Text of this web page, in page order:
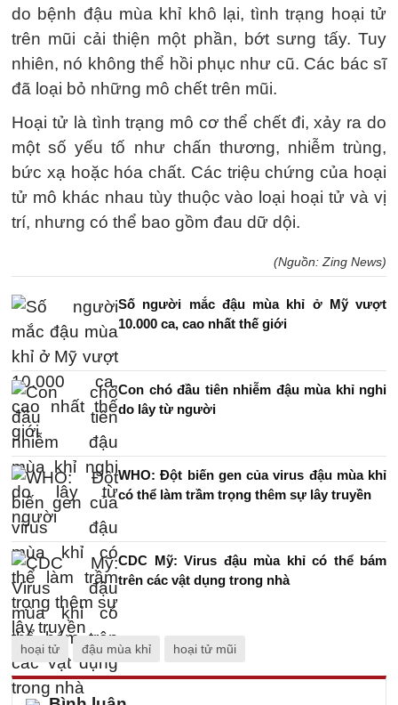
do bệnh đậu mùa khỉ khô lại, tình trạng hoại tử
trên mũi cải thiện một phần, bớt sưng tấy. Tuy
nhiên, nó không thể hồi phục như cũ. Các bác sĩ
đã loại bỏ những mô chết trên mũi.
Hoại tử là tình trạng mô cơ thể chết đi, xảy ra do
một số yếu tố như chấn thương, nhiễm trùng,
bức xạ hoặc hóa chất. Các triệu chứng của hoại
tử mô khác nhau tùy thuộc vào loại hoại tử và vị
trí, nhưng có thể bao gồm đau dữ dội.
(Nguồn: Zing News)
Số người mắc đậu mùa khỉ ở Mỹ vượt
10.000 ca, cao nhất thế giới
Con chó đầu tiên nhiễm đậu mùa khỉ nghi
do lây từ người
WHO: Đột biến gen của virus đậu mùa khỉ
có thể làm trầm trọng thêm sự lây truyền
CDC Mỹ: Virus đậu mùa khỉ có thể bám
trên các vật dụng trong nhà
hoại tử đậu mùa khỉ hoại tử mũi